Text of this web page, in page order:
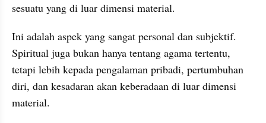
sesuatu yang di luar dimensi material.
Ini adalah aspek yang sangat personal dan subjektif.
Spiritual juga bukan hanya tentang agama tertentu,
tetapi lebih kepada pengalaman pribadi, pertumbuhan
diri, dan kesadaran akan keberadaan di luar dimensi
material.